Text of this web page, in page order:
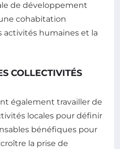
de développement
cohabitation
activités humaines et la
COLLECTIVITÉS
également travailler de
locales pour définir
bénéfiques pour
la prise de